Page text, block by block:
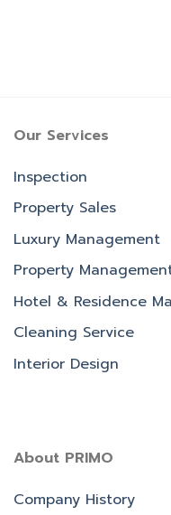
Our Services
Inspection
Property Sales
Luxury Management
Property
Hotel & Residence
Cleaning Service
Interior Design
About PRIMO
Company History